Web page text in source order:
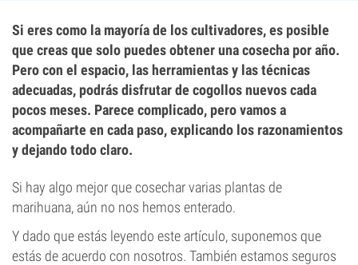
Si eres como la mayoría de los cultivadores, es posible
que creas que solo puedes obtener una cosecha por año.
Pero con el espacio, las herramientas y las técnicas
adecuadas, podrás disfrutar de cogollos nuevos cada
pocos meses. Parece complicado, pero vamos a
acompañarte en cada paso, explicando los razonamientos
y dejando todo claro.
Si hay algo mejor que cosechar varias plantas de
marihuana, aún no nos hemos enterado.
Y dado que estás leyendo este artículo, suponemos que
estás de acuerdo con nosotros. También estamos seguros